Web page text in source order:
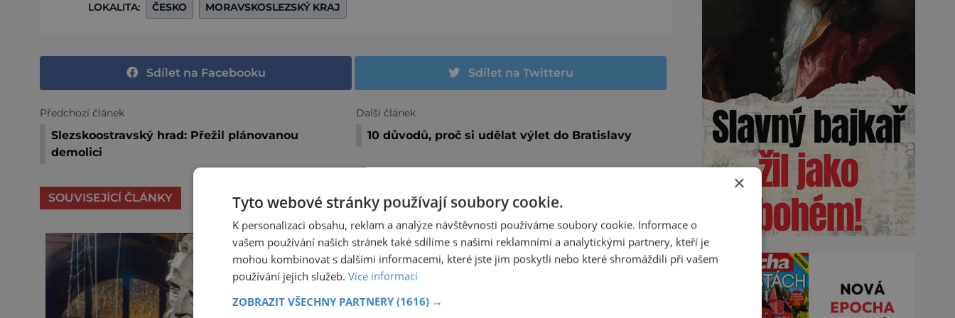
LOKALITA: ČESKO MORAVSKOSLEZSKÝ KRAJ
Sdílet na Facebooku Sdílet na Twitteru
Předchozí článek
Slezskoostravský hrad: Přežil plánovanou
demolici
Další článek
10 důvodů, proč si udělat výlet do Bratislavy
SOUVISEJÍCÍ ČLÁNKY
KAM S DĚTMI
V KUKSU OŽÍVAJÍ BRAUNOVY SOCHY JAKO
Přemýšlíte nad prázdninovým programem pro
×
Tyto webové stránky používají soubory cookie.
K personalizaci obsahu, reklam a analýze návštěvnosti používáme soubory cookie. Informace o
vašem používání našich stránek také sdílíme s našimi reklamními a analytickými partnery, kteří je
mohou kombinovat s dalšími informacemi, které jste jim poskytli nebo které shromáždili při vašem
používání jejich služeb. Více informací
ZOBRAZIT VŠECHNY PARTNERY (1616) →